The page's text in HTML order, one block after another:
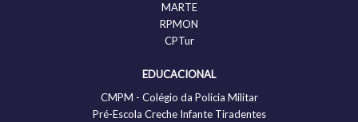
MARTE
RPMON
CPTur
EDUCACIONAL
CMPM - Colégio da Policia Militar
Pré-Escola Creche Infante Tiradentes